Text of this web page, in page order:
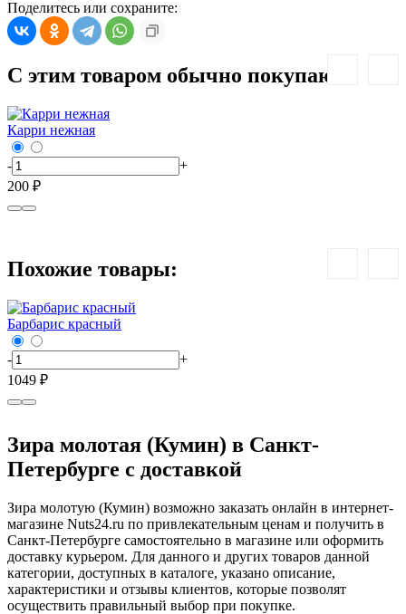
Поделитесь или сохраните:
С этим товаром обычно покупают:
Карри нежная
-
+
200 ₽
Похожие товары:
Барбарис красный
-
+
1049 ₽
Зира молотая (Кумин) в Санкт-
Петербурге с доставкой
Зира молотую (Кумин) возможно заказать онлайн в интернет-
магазине Nuts24.ru по привлекательным ценам и получить в
Санкт-Петербурге самостоятельно в магазине или оформить
доставку курьером. Для данного и других товаров данной
категории, доступных в каталоге, указано описание,
характеристики и отзывы клиентов, которые позволят
осуществить правильный выбор при покупке.